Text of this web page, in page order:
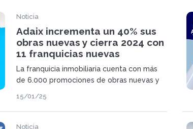
Noticia
Adaix incrementa un 40% sus
obras nuevas y cierra 2024 con
11 franquicias nuevas
La franquicia inmobiliaria cuenta con más
de 6.000 promociones de obras nuevas y
2025
15/01/25
Noticia